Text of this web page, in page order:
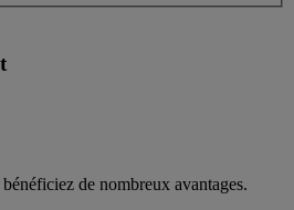
de nombreux avantages.